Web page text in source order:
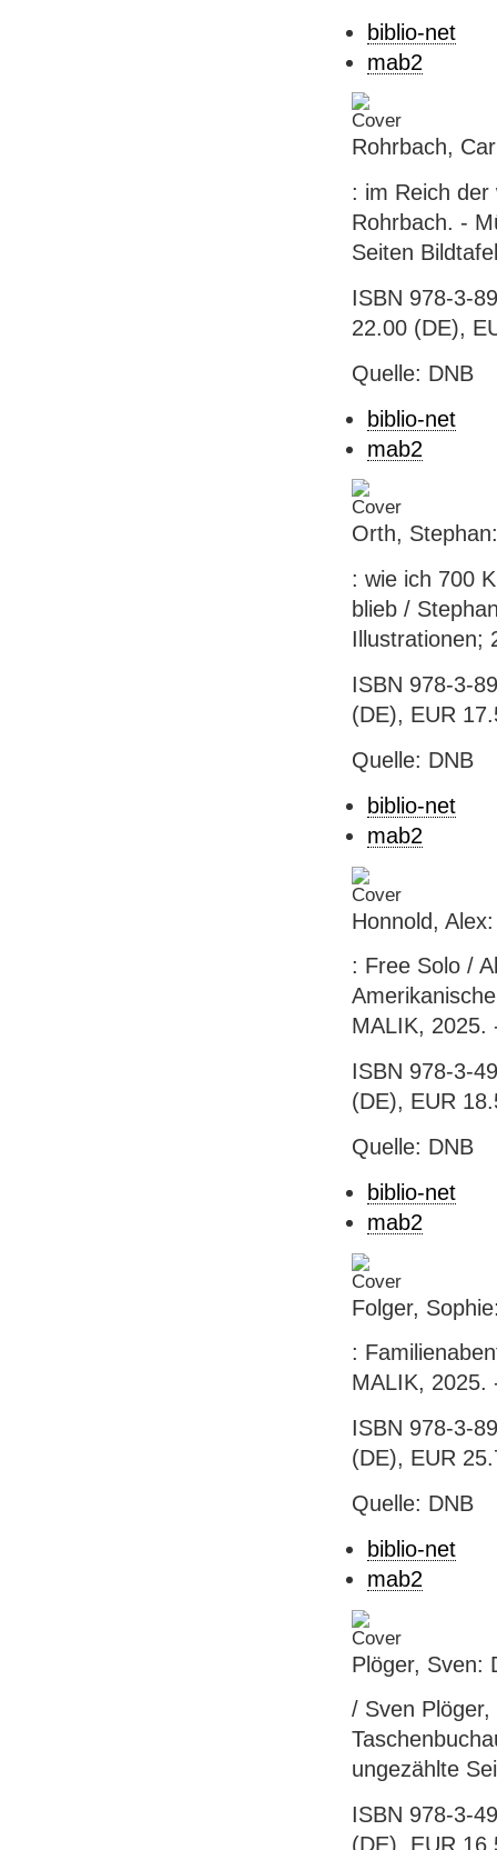
biblio-net
mab2
Rohrbach,
: im Reich der
Rohrbach. -
Seiten
ISBN 978-3-
22.00 (DE),
Quelle: DNB
biblio-net
mab2
Orth,
: wie ich 700
blieb /
Illustrationen;
ISBN 978-3-
(DE), EUR
Quelle: DNB
biblio-net
mab2
Honnold,
: Free Solo /
MALIK, 2025.
ISBN 978-3-
(DE), EUR
Quelle: DNB
biblio-net
mab2
Folger,
:
MALIK, 2025.
ISBN 978-3-
(DE), EUR
Quelle: DNB
biblio-net
mab2
Plöger, Sven:
/ Sven
ungezählte
ISBN 978-3-
(DE), EUR